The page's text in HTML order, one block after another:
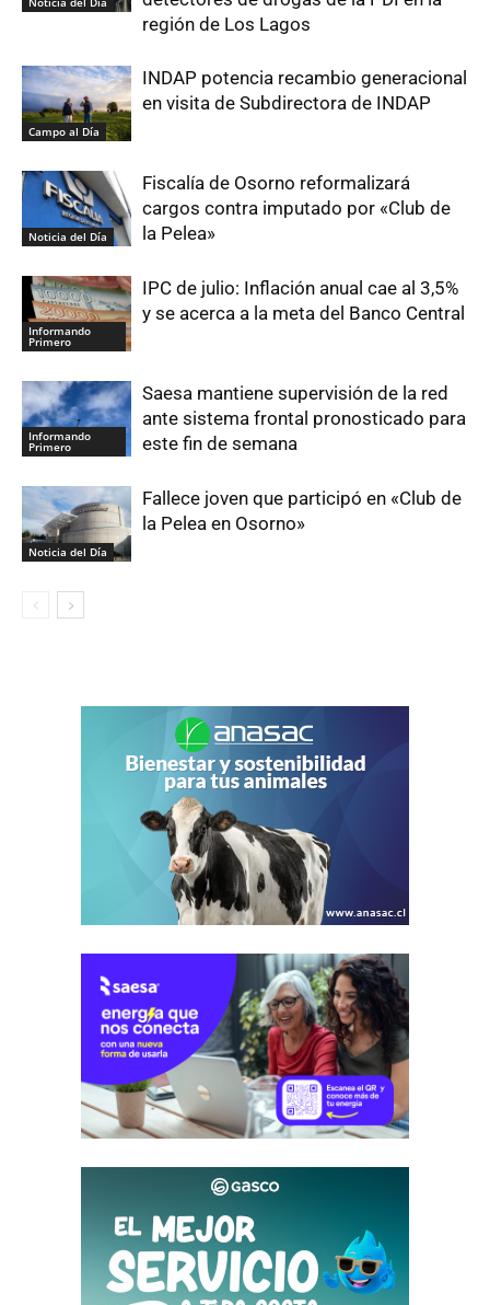
región de Los Lagos
Campo al Día
INDAP potencia recambio generacional
en visita de Subdirectora de INDAP
Noticia del Día
Fiscalía de Osorno reformalizará
cargos contra imputado por «Club de
la Pelea»
Informando
Primero
IPC de julio: Inflación anual cae al 3,5%
y se acerca a la meta del Banco Central
Informando
Primero
Saesa mantiene supervisión de la red
ante sistema frontal pronosticado para
este fin de semana
Noticia del Día
Fallece joven que participó en «Club de
la Pelea en Osorno»